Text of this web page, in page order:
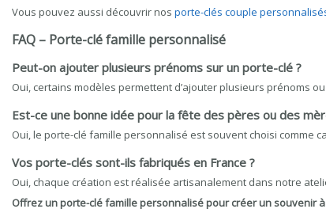
Vous pouvez aussi découvrir nos porte-clés couple
FAQ – Porte-clé famille personnalisé
Peut-on ajouter plusieurs prénoms sur un porte-clé ?
Oui, certains modèles permettent d’ajouter plusieurs prénoms
Est-ce une bonne idée pour la fête des pères ou des
Oui, le porte-clé famille personnalisé est souvent choisi comme
Vos porte-clés sont-ils fabriqués en France ?
Oui, chaque création est réalisée artisanalement dans notre
Offrez un porte-clé famille personnalisé pour créer un souvenir